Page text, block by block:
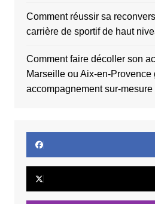
Comment réussir sa
carrière de sportif de haut
Comment faire décoller son
Marseille ou Aix-en-Provence
accompagnement sur-mesure